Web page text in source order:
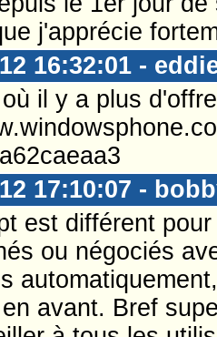
j'apprécie
16:32:01 -
il y a plus
17:10:07 -
est différent
ou négociés
avant. Bref